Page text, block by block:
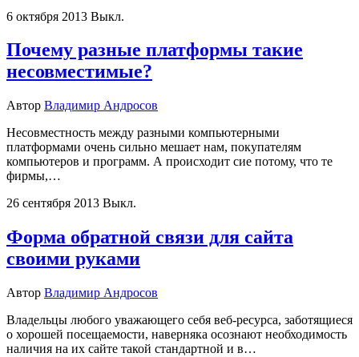
6 октября 2013 Выкл.
Почему разные платформы такие
несовместимые?
Автор Владимир Андросов
Несовместность между разными компьютерными
платформами очень сильно мешает нам, покупателям
компьютеров и программ. А происходит сие потому, что те
фирмы,…
26 сентября 2013 Выкл.
Форма обратной связи для сайта
своими руками
Автор Владимир Андросов
Владельцы любого уважающего себя веб-ресурса, заботящиеся
о хорошей посещаемости, наверняка осознают необходимость
наличия на их сайте такой стандартной и в…